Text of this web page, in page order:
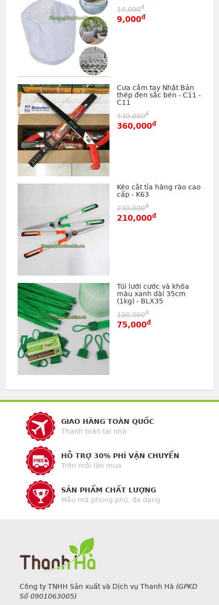
14,000đ
9,000đ
Cưa cầm tay Nhật Bản
thép đen sắc bén - C11 -
C11
430,000đ
360,000đ
Kéo cắt tỉa hàng rào cao
cấp - K63
230,000đ
210,000đ
Túi lưới cước và khóa
màu xanh dài 35cm
(1kg) - BLX35
100,000đ
75,000đ
GIAO HÀNG TOÀN QUỐC
Thanh toán tại nhà
HỖ TRỢ 30% PHÍ VẬN CHUYỂN
Trên mỗi lần mua
SẢN PHẨM CHẤT LƯỢNG
Mẫu mã phong phú, đa dạng
Công ty TNHH Sản xuất và Dịch vụ Thanh Hà (GPKD
Số 0901063005)